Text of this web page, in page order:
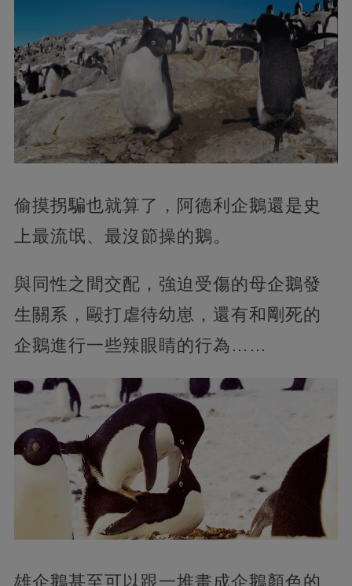
偷摸拐騙也就算了，阿德利企鵝還是史
上最流氓、最沒節操的鵝。
與同性之間交配，強迫受傷的母企鵝發
生關系，毆打虐待幼崽，還有和剛死的
企鵝進行一些辣眼睛的行為……
雄企鵝甚至可以跟一堆畫成企鵝顏色的